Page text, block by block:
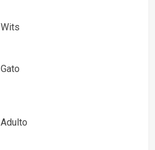
Wits
Gato
Adulto